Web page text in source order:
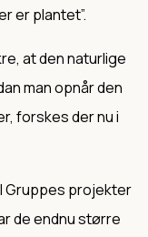
er plantet”.
at den naturlige
man opnår den
forskes der nu i
Gruppes projekter
de endnu større